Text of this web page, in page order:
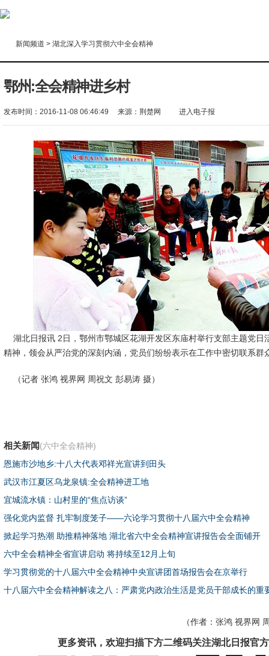
新闻频道 > 湖北深入学习贯彻六中全会精神
鄂州:全会精神进乡村
发布时间：2016-11-08 06:46:49 来源：荆楚网 进入电子报
湖北日报讯 2日，鄂州市鄂城区花湖开发区东庙村举行支部主题党日
精神，领会从严治党的深刻内涵，党员们纷纷表示在工作中密切联系群
（记者 张鸿 视界网 周祝文 彭易涛 摄）
相关新闻(六中全会精神)
恩施市沙地乡:十八大代表邓祥光宣讲到田头
武汉市江夏区乌龙泉镇:全会精神进工地
宜城流水镇：山村里的“焦点访谈”
强化党内监督 扎牢制度笼子——六论学习贯彻十八届六中全会精神
掀起学习热潮 助推精神落地 湖北省六中全会精神宣讲报告会全面铺开
六中全会精神全省宣讲启动 将持续至12月上旬
学习贯彻党的十八届六中全会精神中央宣讲团首场报告会在京举行
十八届六中全会精神解读之八：严肃党内政治生活是党员干部成长的重
（作者： 张鸿 视界网
更多资讯，欢迎扫描下方二维码关注湖北日报官